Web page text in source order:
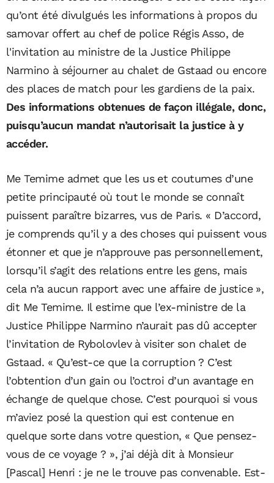
qu’ont été divulgués les informations à propos du
samovar offert au chef de police Régis Asso, de
l'invitation au ministre de la Justice Philippe
Narmino à séjourner au chalet de Gstaad ou encore
des places de match pour les gardiens de la paix.
Des informations obtenues de façon illégale, donc,
puisqu’aucun mandat n’autorisait la justice à y
accéder.
Me Temime admet que les us et coutumes d’une
petite principauté où tout le monde se connaît
puissent paraître bizarres, vus de Paris. « D’accord,
je comprends qu’il y a des choses qui puissent vous
étonner et que je n’approuve pas personnellement,
lorsqu’il s’agit des relations entre les gens, mais
cela n’a aucun rapport avec une affaire de justice »,
dit Me Temime. Il estime que l’ex-ministre de la
Justice Philippe Narmino n’aurait pas dû accepter
l’invitation de Rybolovlev à visiter son chalet de
Gstaad. « Qu’est-ce que la corruption ? C’est
l’obtention d’un gain ou l’octroi d’un avantage en
échange de quelque chose. C’est pourquoi si vous
m’aviez posé la question qui est contenue en
quelque sorte dans votre question, « Que pensez-
vous de ce voyage ? », j’ai déjà dit à Monsieur
[Pascal] Henri : je ne le trouve pas convenable. Est-